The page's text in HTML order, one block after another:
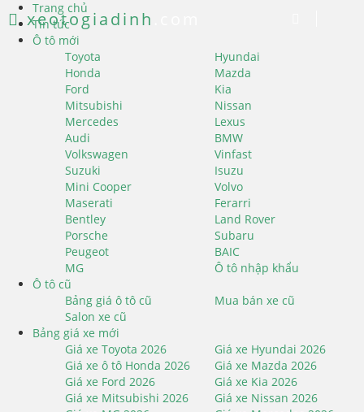
Trang chủ
Tin tức
Ô tô mới
Toyota
Hyundai
Honda
Mazda
Ford
Kia
Mitsubishi
Nissan
Mercedes
Lexus
Audi
BMW
Volkswagen
Vinfast
Suzuki
Isuzu
Mini Cooper
Volvo
Maserati
Ferarri
Bentley
Land Rover
Porsche
Subaru
Peugeot
BAIC
MG
Ô tô nhập khẩu
Ô tô cũ
Bảng giá ô tô cũ
Mua bán xe cũ
Salon xe cũ
Bảng giá xe mới
Giá xe Toyota 2026
Giá xe Hyundai 2026
Giá xe ô tô Honda 2026
Giá xe Mazda 2026
Giá xe Ford 2026
Giá xe Kia 2026
Giá xe Mitsubishi 2026
Giá xe Nissan 2026
xeotogiadinh